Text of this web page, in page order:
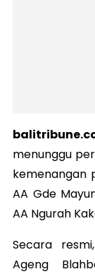
menunggu
kemenangan
AA Gde
AA Ngurah
Secara
Ageng